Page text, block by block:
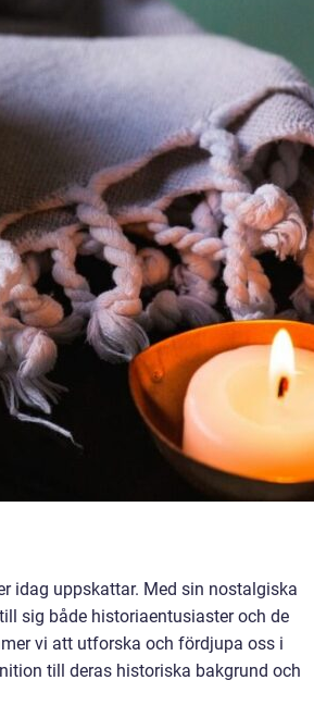
idag uppskattar. Med sin nostalgiska
sig både historiaentusiaster och de
vi att utforska och fördjupa oss i
till deras historiska bakgrund och